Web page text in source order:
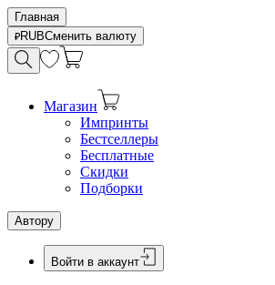
Главная
RUBСменить валюту
Магазин
Импринты
Бестселлеры
Бесплатные
Скидки
Подборки
Автору
Войти в аккаунт